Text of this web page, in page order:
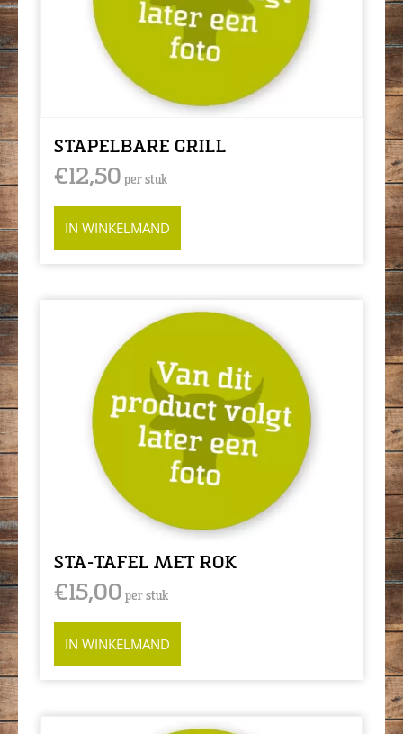
STAPELBARE GRILL
€12,50 per stuk
IN WINKELMAND
STA-TAFEL MET ROK
€15,00 per stuk
IN WINKELMAND